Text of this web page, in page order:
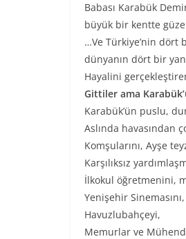
Babası Karabük
büyük bir kentte
…Ve Türkiye’nin dört
dünyanın dört bir
Hayalini
Gittiler ama
Karabük’ün puslu,
Aslında havasından
Komşularını, Ayşe
Karşılıksız
İlkokul öğretmenini,
Yenişehir
Havuzlubahçeyi,
Memurlar ve